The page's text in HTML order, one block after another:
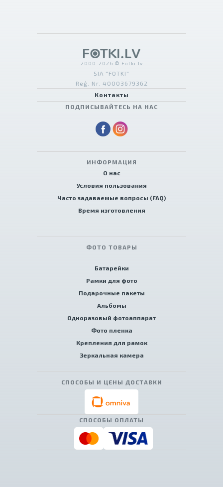
2000-2026 © Fotki.lv
SIA "FOTKI"
Reģ. Nr. 40003679362
Контакты
ПОДПИСЫВАЙТЕСЬ НА НАС
ИНФОРМАЦИЯ
О нас
Условия пользования
Часто задаваемые вопросы (FAQ)
Время изготовления
ФОТО ТОВАРЫ
Батарейки
Рамки для фото
Подарочные пакеты
Альбомы
Одноразовый фотоаппарат
Фото пленка
Крепления для рамок
Зеркальная камера
СПОСОБЫ И ЦЕНЫ ДОСТАВКИ
СПОСОБЫ ОПЛАТЫ